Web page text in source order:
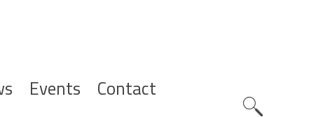
Events Contact